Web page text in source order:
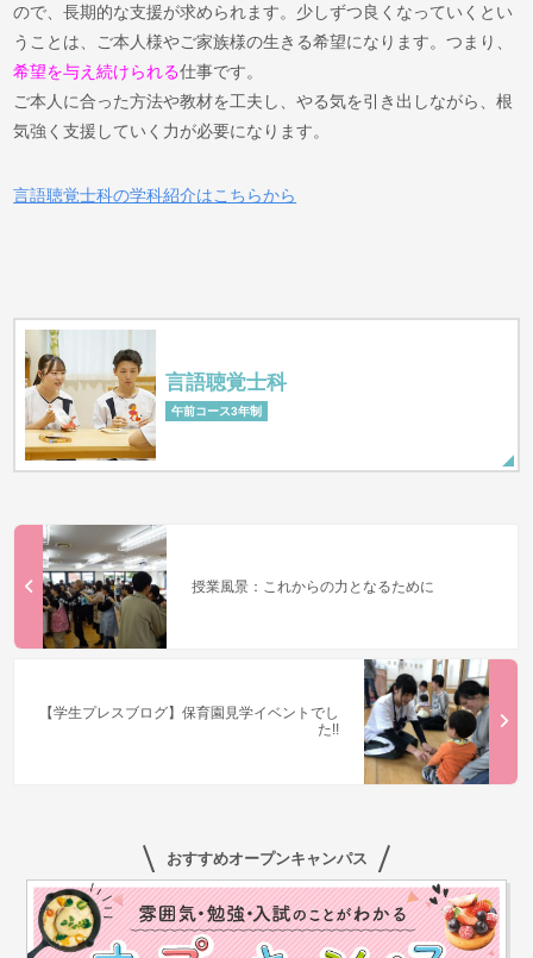
ので、長期的な支援が求められます。少しずつ良くなっていくとい
うことは、ご本人様やご家族様の生きる希望になります。つまり、
希望を与え続けられる仕事です。
ご本人に合った方法や教材を工夫し、やる気を引き出しながら、根
気強く支援していく力が必要になります。
言語聴覚士科の学科紹介はこちらから
言語聴覚士科
午前コース3年制
授業風景：これからの力となるために
【学生プレスブログ】保育園見学イベントでし
た!!
おすすめオープンキャンパス